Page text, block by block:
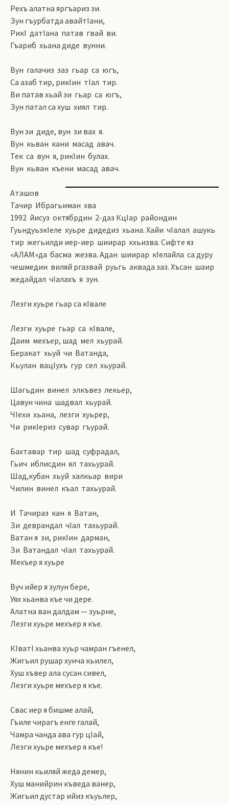
Рехъ алатна яргъариз зи.
Зун гъурбатда авайтIани,
РикI датIана патав гвай ви.
Гъариб хьана диде вунни.
Вун галачиз заз гьар са югъ,
Са азаб тир, рикIин тIал тир.
Ви патав хьай зи гьар са югъ,
Зун патал са хуш хиял тир.
Вун зи диде, вун зи вах я.
Вун кьван кани масад авач.
Тек са вун я, рикIин булах.
Вун кьван къени масад авач.
Аташов
Тачир Ибрагьиман хва
1992 йисуз октябрдин 2-даз КцIар райондин
ГуьндуьзкIеле хуьре дидедиз хьана. Хайи чIалал ашукь
тир жегьилди иер-иер шиирар кхьизва. Сифте яз
«АЛАМ»да басма жезва. Адан шиирар кIелайла са дуру
чешмедин виляй ргазвай руьгь аквада заз. Хъсан шаир
жедайдал чIалахъ я зун.
Лезги хуьре гьар са кIвале
Лезги хуьре гьар са кIвале,
Даим мехъер, шад мел хьурай.
Беракат хьуй чи Ватанда,
Кьулан вацIухъ гур сел хьурай.
Шагьдин винел элкъвез лекьер,
Цавун чина шадвал хьурай.
ЧIехи хьана, лезги хуьрер,
Чи рикIериз сувар гъурай.
Бахтавар тир шад суфрадал,
Гьич иблисдин ял тахьурай.
Шад,кубан хьуй халкьар вири
Чилин винел къал тахьурай.
И Тачираз кан я Ватан,
Зи деврандал чIал тахьурай.
Ватан я зи, рикIин дарман,
Зи Ватандал чIал тахьурай.
Мехъер я хуьре
Вуч ийер я зулун бере,
Уях хьанва къе чи дере.
Алатна ван далдам — зуьрне,
Лезги хуьре мехъер я къе.
КIватI хьанва хуьр чамран гъенел,
Жигьил рушар хунча кьилел,
Хуш хъвер ала сусан сивел,
Лезги хуьре мехъер я къе.
Свас иер я бишме алай,
Гъиле чирагъ енге галай,
Чамра чанда ава гур цIай,
Лезги хуьре мехъер я къе!
Нянин кьиляй жеда демер,
Хуш манийрин къведа ванер,
Жигьил дустар ийиз къуьлер,